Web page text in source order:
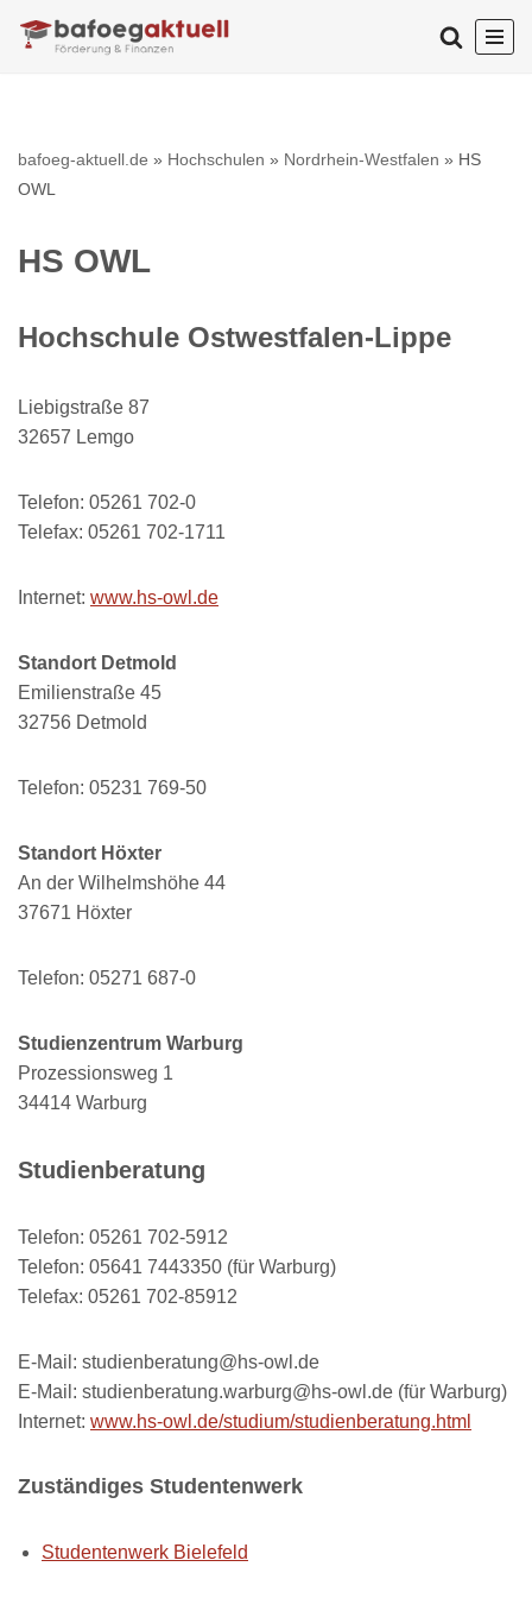
bafoeg-aktuell.de » Hochschulen » Nordrhein-Westfalen » HS
OWL
HS OWL
Hochschule Ostwestfalen-Lippe
Liebigstraße 87
32657 Lemgo
Telefon: 05261 702-0
Telefax: 05261 702-1711
Internet: www.hs-owl.de
Standort Detmold
Emilienstraße 45
32756 Detmold
Telefon: 05231 769-50
Standort Höxter
An der Wilhelmshöhe 44
37671 Höxter
Telefon: 05271 687-0
Studienzentrum Warburg
Prozessionsweg 1
34414 Warburg
Studienberatung
Telefon: 05261 702-5912
Telefon: 05641 7443350 (für Warburg)
Telefax: 05261 702-85912
E-Mail: studienberatung@hs-owl.de
E-Mail: studienberatung.warburg@hs-owl.de (für Warburg)
Internet: www.hs-owl.de/studium/studienberatung.html
Zuständiges Studentenwerk
Studentenwerk Bielefeld